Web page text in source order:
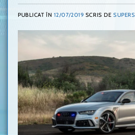
PUBLICAT ÎN 12/07/2019 SCRIS DE